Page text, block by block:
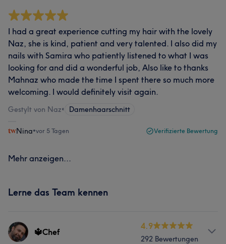
I had a great experience cutting my hair with the lovely
Naz, she is kind, patient and very talented. I also did my
nails with Samira who patiently listened to what I was
looking for and did a wonderful job, Also like to thanks
Mahnaz who made the time I spent there so much more
welcoming. I would definitely visit again.
Gestylt von Naz• Damenhaarschnitt
Nina•vor 5 Tagen Verifizierte Bewertung
Mehr anzeigen...
Lerne das Team kennen
🔱Chef
4.9
292 Bewertungen